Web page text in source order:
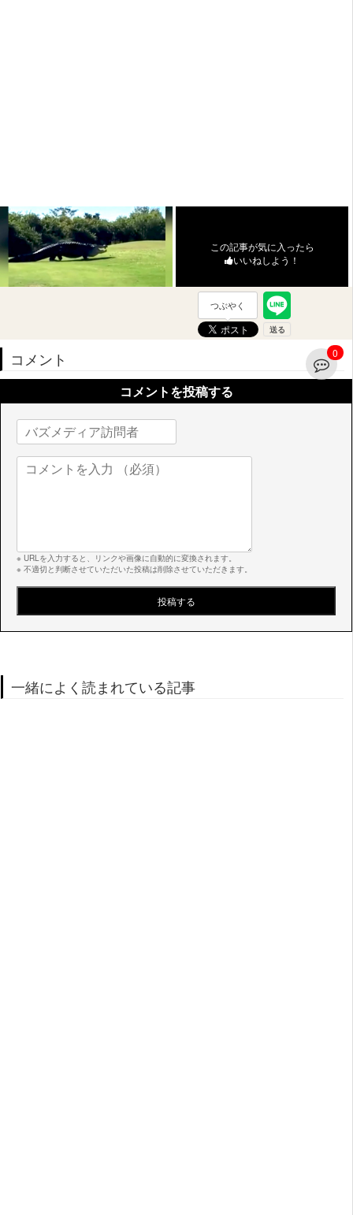
この記事が気に入ったら
いいねしよう！
つぶやく
コメント 0
コメントを投稿する
※ URLを入力すると、リンクや画像に自動的に変換されます。
※ 不適切と判断させていただいた投稿は削除させていただきます。
一緒によく読まれている記事